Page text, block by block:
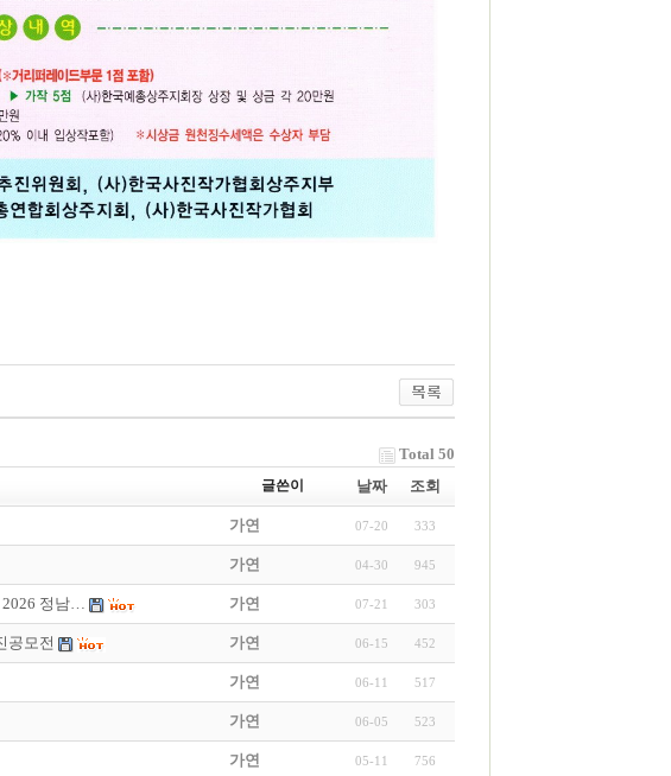
Total 50
글쓴이 날짜 조회
가연 07-20 333
가연 04-30 945
2026 정남… 가연 07-21 303
공모전 가연 06-15 452
가연 06-11 517
가연 06-05 523
가연 05-11 756